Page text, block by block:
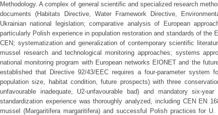
Methodology. A complex of general scientific and specialized research
documents (Habitats Directive, Water Framework Directive,
Ukrainian national legislation; comparative analysis of European
particularly Polish experience in population restoration and standards of the
CEN; systematization and generalization of contemporary scientific
mussel research and technological monitoring approaches; systems
national monitoring program with European networks EIONET and the
established that Directive 92/43/EEC requires a four-parameter system
population size, habitat condition, future prospects) with three
unfavourable inadequate, U2-unfavourable bad) and mandatory six-
standardization experience was thoroughly analyzed, including CEN EN
mussel (Margaritifera margaritifera) and successful Polish practices for